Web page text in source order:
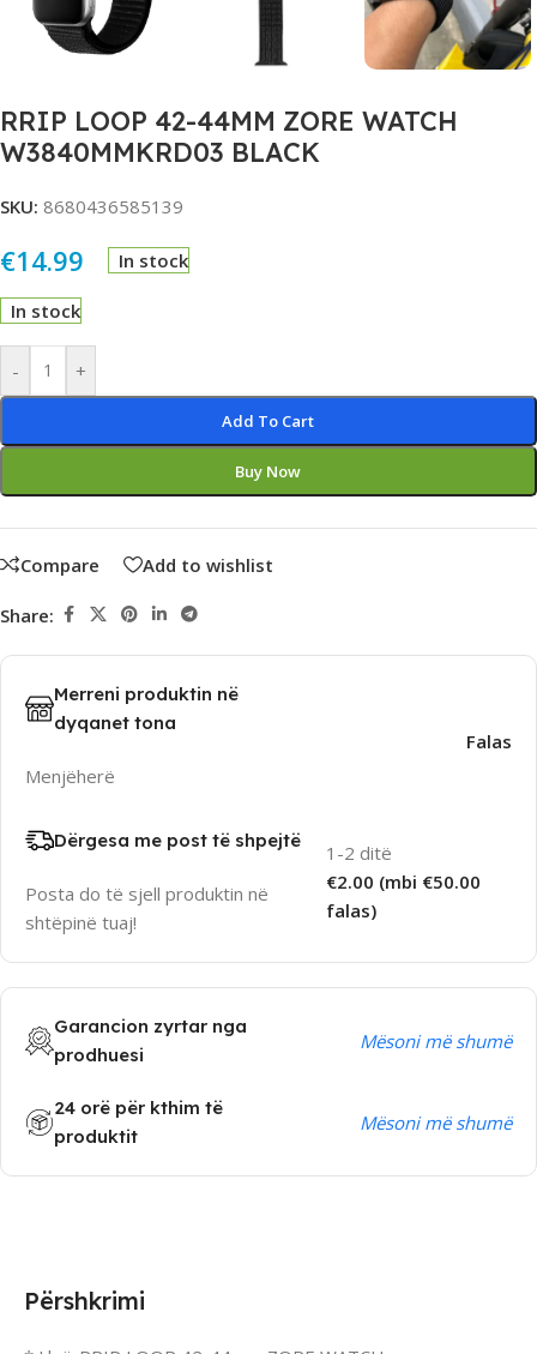
RRIP LOOP 42-44MM ZORE WATCH
W3840MMKRD03 BLACK
SKU: 8680436585139
€14.99 In stock
In stock
- +
Add To Cart
Buy Now
Alternative:
Compare Add to wishlist
Share:
Merreni produktin në
dyqanet tona
Menjëherë
Falas
Dërgesa me post të shpejtë
Posta do të sjell produktin në
shtëpinë tuaj!
1-2 ditë
€2.00 (mbi €50.00
falas)
Garancion zyrtar nga
prodhuesi
Mësoni më shumë
24 orë për kthim të
produktit
Mësoni më shumë
Përshkrimi